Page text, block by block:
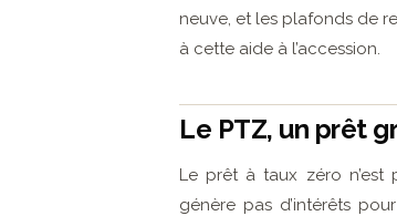
neuve, et les plafonds de
à cette aide à l’accession.
Le PTZ, un prêt
Le prêt à taux zéro n’est
génère pas d’intérêts